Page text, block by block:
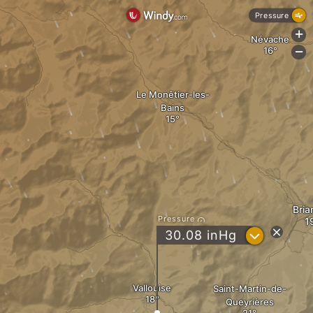
Vallouise
Saint-Martin-de-
Queyrières
Névache
Le Monêtier-les-
Bains
Pressure
30.08 inHg ?
Pressure
+
-